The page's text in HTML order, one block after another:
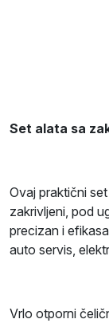
Set alata sa
Ovaj praktični
zakrivljeni, pod
precizan i
auto servis,
Vrlo otporni